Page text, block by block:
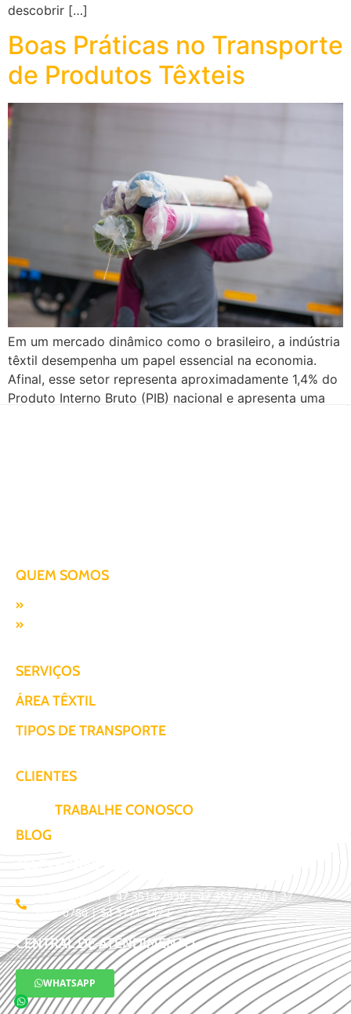
descobrir […]
Boas Práticas no Transporte
de Produtos Têxteis
Em um mercado dinâmico como o brasileiro, a indústria
têxtil desempenha um papel essencial na economia.
Afinal, esse setor representa aproximadamente 1,4% do
Produto Interno Bruto (PIB) nacional e apresenta uma
QUEM SOMOS
SERVIÇOS
ÁREA TÊXTIL
TIPOS DE TRANSPORTE
CLIENTES
TRABALHE CONOSCO
BLOG
TELEVENDAS / COTAÇÃO
11 3509-9987 | 47 3514-2930 | 47 3512-0530 | 27
3441-0780 | 54 3771-2422
CENTRAL DE ATENDIMENTO
WHATSAPP